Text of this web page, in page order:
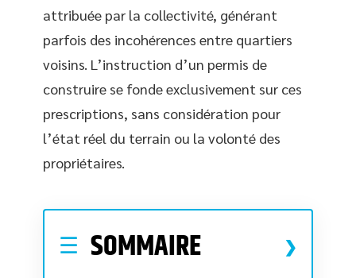
attribuée par la collectivité, générant
parfois des incohérences entre quartiers
voisins. L’instruction d’un permis de
construire se fonde exclusivement sur ces
prescriptions, sans considération pour
l’état réel du terrain ou la volonté des
propriétaires.
SOMMAIRE